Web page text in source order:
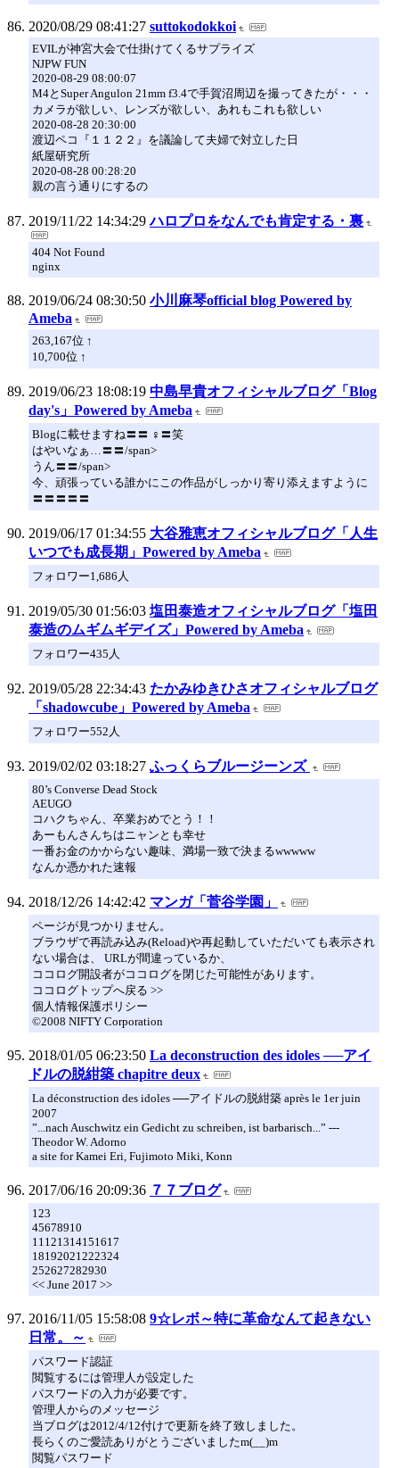
2020/08/29 08:41:27 suttokodokkoi
EVILが神宮大会で仕掛けてくるサプライズ
NJPW FUN
2020-08-29 08:00:07
M4とSuper Angulon 21mm f3.4で手賀沼周辺を撮ってきたが・・・
カメラが欲しい、レンズが欲しい、あれもこれも欲しい
2020-08-28 20:30:00
渡辺ペコ『１１２２』を議論して夫婦で対立した日
紙屋研究所
2020-08-28 00:28:20
親の言う通りにするの
2019/11/22 14:34:29 ハロプロをなんでも肯定する・裏
404 Not Found
nginx
2019/06/24 08:30:50 小川麻琴official blog Powered by
Ameba
263,167位 ↑
10,700位 ↑
2019/06/23 18:08:19 中島早貴オフィシャルブログ「Blog
day's」Powered by Ameba
Blogに載せますね〓〓 ♀〓笑
はやいなぁ…〓〓/span>
うん〓〓/span>
今、頑張っている誰かにこの作品がしっかり寄り添えますように
〓〓〓〓〓
2019/06/17 01:34:55 大谷雅恵オフィシャルブログ「人生
いつでも成長期」Powered by Ameba
フォロワー1,686人
2019/05/30 01:56:03 塩田泰造オフィシャルブログ「塩田
泰造のムギムギデイズ」Powered by Ameba
フォロワー435人
2019/05/28 22:34:43 たかみゆきひさオフィシャルブログ
「shadowcube」Powered by Ameba
フォロワー552人
2019/02/02 03:18:27 ふっくらブルージーンズ
80’s Converse Dead Stock
AEUGO
コハクちゃん、卒業おめでとう！！
あーもんさんちはニャンとも幸せ
一番お金のかからない趣味、満場一致で決まるwwwww
なんか憑かれた速報
2018/12/26 14:42:42 マンガ「菅谷学園」
ページが見つかりません。
ブラウザで再読み込み(Reload)や再起動していただいても表示され
ない場合は、 URLが間違っているか、
ココログ開設者がココログを閉じた可能性があります。
ココログトップへ戻る >>
個人情報保護ポリシー
©2008 NIFTY Corporation
2018/01/05 06:23:50 La deconstruction des idoles ──アイ
ドルの脱紺築 chapitre deux
La déconstruction des idoles ──アイドルの脱紺築 après le 1er juin
2007
”...nach Auschwitz ein Gedicht zu schreiben, ist barbarisch...” ---
Theodor W. Adorno
a site for Kamei Eri, Fujimoto Miki, Konn
2017/06/16 20:09:36 ７７ブログ
123
45678910
11121314151617
18192021222324
252627282930
<< June 2017 >>
2016/11/05 15:58:08 9☆レボ～特に革命なんて起きない
日常。～
パスワード認証
閲覧するには管理人が設定した
パスワードの入力が必要です。
管理人からのメッセージ
当ブログは2012/4/12付けで更新を終了致しました。
長らくのご愛読ありがとうございましたm(__)m
閲覧パスワード